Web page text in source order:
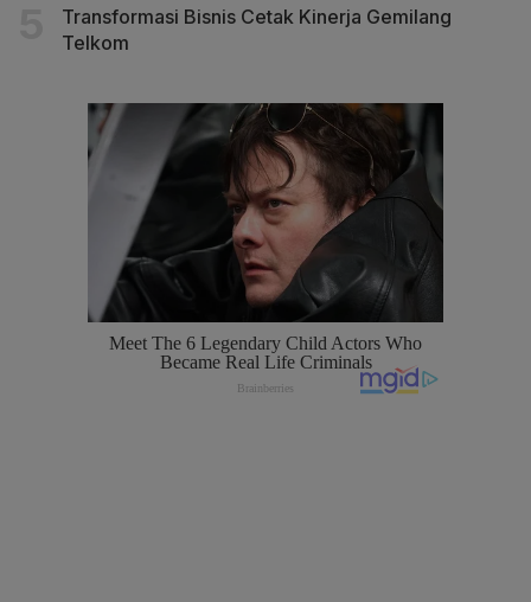
Transformasi Bisnis Cetak Kinerja Gemilang
Telkom